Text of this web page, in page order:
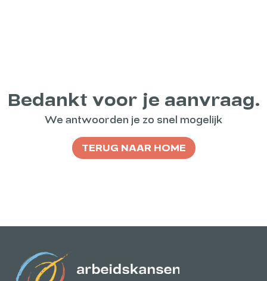
Bedankt voor je aanvraag.
We antwoorden je zo snel mogelijk
TERUG NAAR HOME